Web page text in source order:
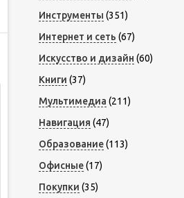
Инструменты (351)
Интернет и сеть (67)
Искусство и дизайн (60)
Книги (37)
Мультимедиа (211)
Навигация (47)
Образование(113)
Офисные(17)
Покупки (35)